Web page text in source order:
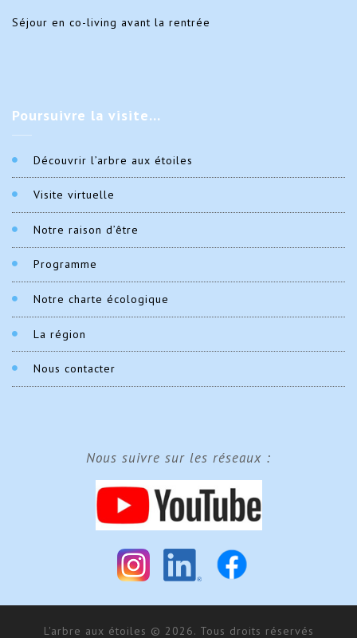
Séjour en co-living avant la rentrée
Poursuivre la visite…
Découvrir l’arbre aux étoiles
Visite virtuelle
Notre raison d’être
Programme
Notre charte écologique
La région
Nous contacter
Nous suivre sur les réseaux :
L'arbre aux étoiles © 2026. Tous droits réservés